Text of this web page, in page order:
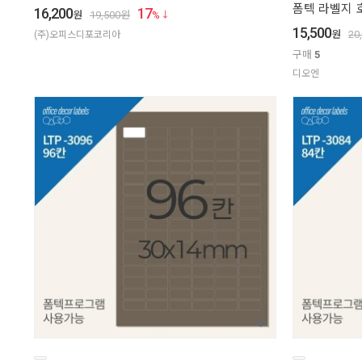
16,200원 19,500원 17%
(주)오피스디포코리아
폼텍 라벨지
15,500원
구매 5
디오엔